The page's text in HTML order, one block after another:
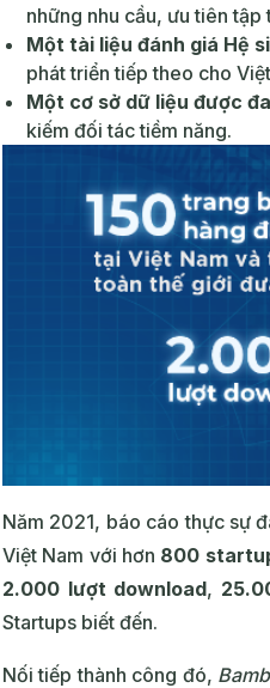
những nhu cầu, ưu tiên
Một tài liệu đánh giá Hệ
phát triển tiếp theo cho
Một cơ sở dữ liệu được
kiếm đối tác tiềm năng.
Năm 2021, báo cáo thực sự
Việt Nam với hơn 800
2.000 lượt download,
Startups biết đến.
Nối tiếp thành công đó,